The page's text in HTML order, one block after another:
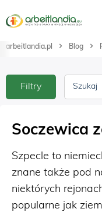
arbeitlandia.pl Blog
Soczewica
Szpecle to
znane także pod
niektórych
popularne jak
Filtry Szukaj